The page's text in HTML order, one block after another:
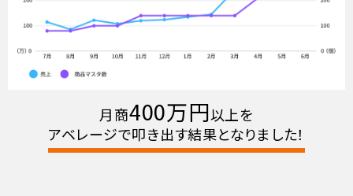
月商400万円以上を
アベレージで叩き出す結果となりました！